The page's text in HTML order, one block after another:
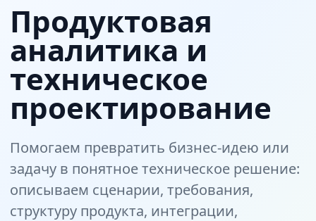
Продуктовая
аналитика и
техническое
проектирование
Помогаем превратить бизнес-идею или
задачу в понятное техническое решение:
описываем сценарии, требования,
структуру продукта, интеграции,